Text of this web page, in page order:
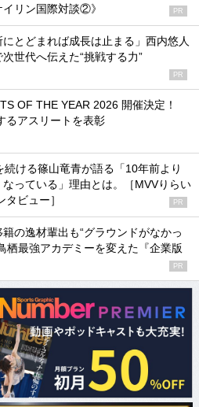
リン国際対談②》
PR
にとどまれば成長は止まる」西内悠人
世代へ伝えた“挑戦する力”
PR
OF THE YEAR 2026 開催決定！
るアスリートを表彰
続ける篠山竜青が語る「10年前より
っている」理由とは。［MVVりらい
ビュー］
PR
籍の逸材輩出も“グラウンドがなかっ
栖最強アカデミーを変えた『企業版
PR